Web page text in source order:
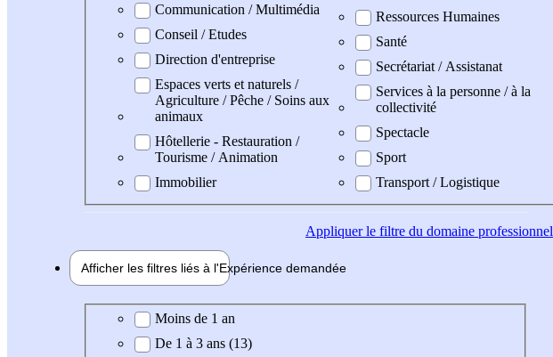
Communication / Multimédia
Conseil / Etudes
Direction d'entreprise
Espaces verts et naturels /
Agriculture / Pêche / Soins aux
animaux
Hôtellerie - Restauration /
Tourisme / Animation
Immobilier
Ressources Humaines
Santé
Secrétariat / Assistanat
Services à la personne / à la
collectivité
Spectacle
Sport
Transport / Logistique
Appliquerle filtre du domaine professionnel
Afficher les filtres liés à l'Expérience demandée
Expérience demandée
Moins de 1 an
De 1 à 3 ans (13)